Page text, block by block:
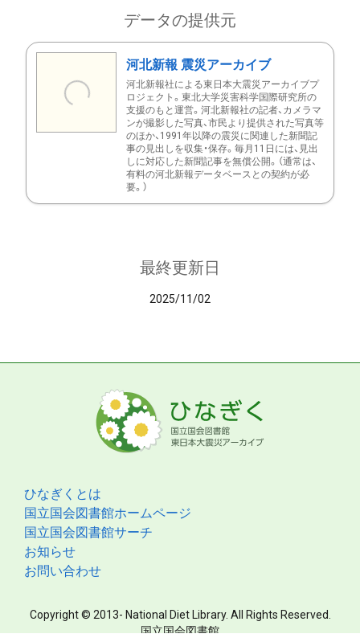
データの提供元
河北新報 震災アーカイブ
河北新報社による東日本大震災アーカイブプ
ロジェクト。東北大学災害科学国際研究所の
支援のもと運営。河北新報社の記者、カメラマ
ンが撮影した写真、市民より提供された写真等
のほか、1991年以降の震災に関連した新聞記
事の見出しを収集・保存。毎月11日には、見出
しに対応した新聞記事を無償公開。（通常は、
有料の河北新報データベースとの契約が必
要。）
最終更新日
2025/11/02
ひなぎくとは
国立国会図書館ホームページ
国立国会図書館サーチ
お知らせ
お問い合わせ
Copyright © 2013- National Diet Library. All Rights Reserved.